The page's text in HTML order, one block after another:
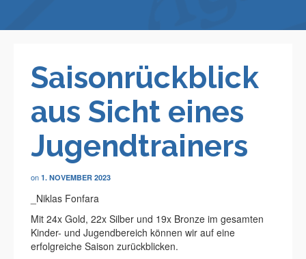
Saisonrückblick
aus Sicht eines
Jugendtrainers
on 1. NOVEMBER 2023
_Niklas Fonfara
Mit 24x Gold, 22x Silber und 19x Bronze im gesamten
Kinder- und Jugendbereich können wir auf eine
erfolgreiche Saison zurückblicken.